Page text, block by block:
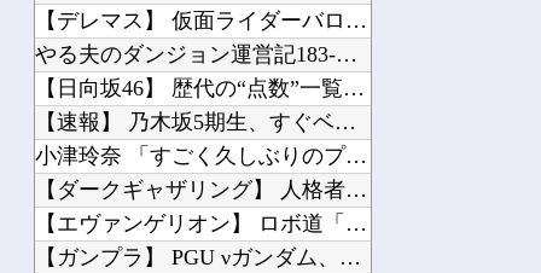
【デレマス】 仮面ライダーバロンＰ第２話「蒼翼の乙女」
やる夫のダンジョン運営記183-雑談所ネタ118 懺悔小ネタ「創刻のファイアホイ...
【日向坂46】 歴代の“点数”一覧、更新される
【速報】 乃木坂5期生、すぐベロを「こう」やってシてしまうｗｗｗｗｗｗ
小津玲奈 「すごく久しぶりのプールでした」【乃木坂46】
【ダークギャザリング】 人格者たちか？
【エヴァンゲリオン】 ロボ道「エヴァンゲリオン弐号機（TVシリーズVer.）」ア...
【ガンプラ】 PGU νガンダム、4割引きの店舗が現れる…安いけど置く場所が…